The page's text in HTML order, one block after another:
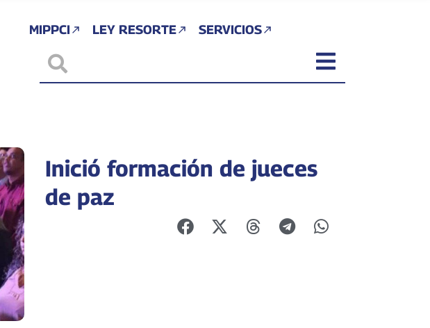
MIPPCI LEY RESORTE SERVICIOS
Inició formación de jueces
de paz